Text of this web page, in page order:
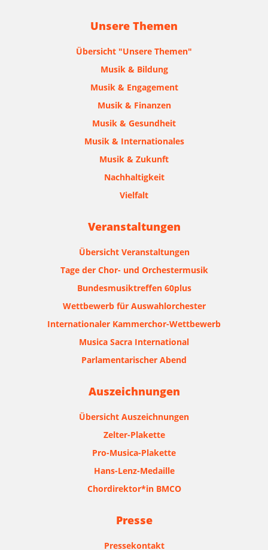
Unsere Themen
Übersicht "Unsere Themen"
Musik & Bildung
Musik & Engagement
Musik & Finanzen
Musik & Gesundheit
Musik & Internationales
Musik & Zukunft
Nachhaltigkeit
Vielfalt
Veranstaltungen
Übersicht Veranstaltungen
Tage der Chor- und Orchestermusik
Bundesmusiktreffen 60plus
Wettbewerb für Auswahlorchester
Internationaler Kammerchor-Wettbewerb
Musica Sacra International
Parlamentarischer Abend
Auszeichnungen
Übersicht Auszeichnungen
Zelter-Plakette
Pro-Musica-Plakette
Hans-Lenz-Medaille
Chordirektor*in BMCO
Presse
Pressekontakt